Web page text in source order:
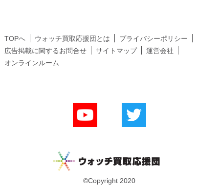
TOPへ ウォッチ買取応援団とは
プライバシーポリシー
広告掲載に関するお問合せ
サイトマップ
運営会社
オンラインルーム
©Copyright 2020